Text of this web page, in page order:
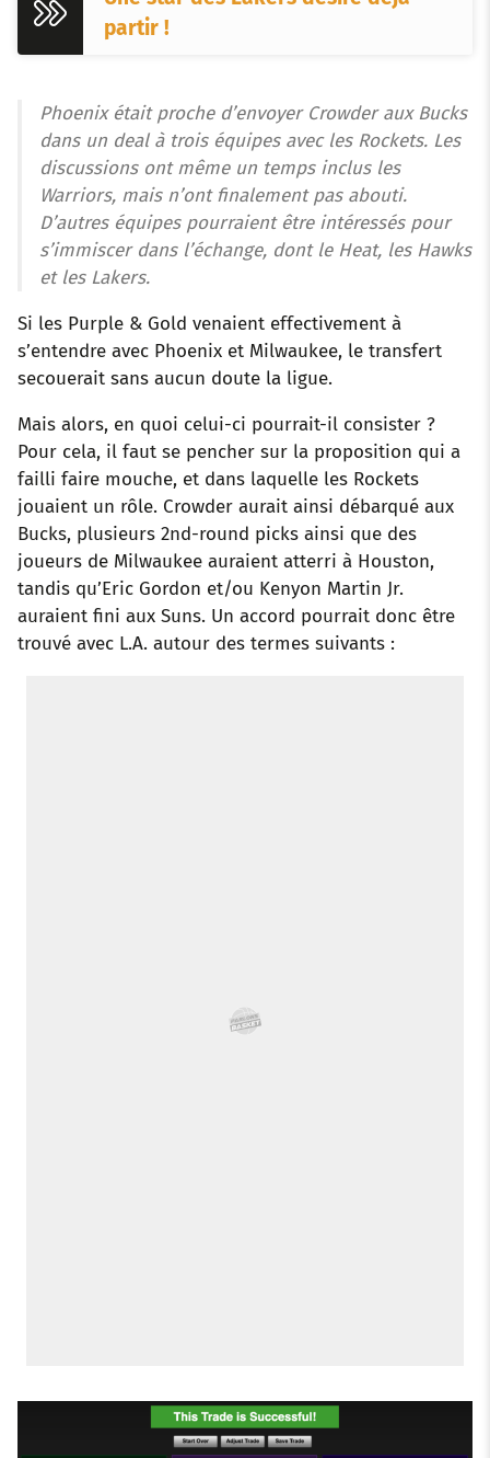
partir !
Phoenix était proche d’envoyer Crowder aux Bucks
dans un deal à trois équipes avec les Rockets. Les
discussions ont même un temps inclus les
Warriors, mais n’ont finalement pas abouti.
D’autres équipes pourraient être intéressés pour
s’immiscer dans l’échange, dont le Heat, les Hawks
et les Lakers.
Si les Purple & Gold venaient effectivement à
s’entendre avec Phoenix et Milwaukee, le transfert
secouerait sans aucun doute la ligue.
Mais alors, en quoi celui-ci pourrait-il consister ?
Pour cela, il faut se pencher sur la proposition qui a
failli faire mouche, et dans laquelle les Rockets
jouaient un rôle. Crowder aurait ainsi débarqué aux
Bucks, plusieurs 2nd-round picks ainsi que des
joueurs de Milwaukee auraient atterri à Houston,
tandis qu’Eric Gordon et/ou Kenyon Martin Jr.
auraient fini aux Suns. Un accord pourrait donc être
trouvé avec L.A. autour des termes suivants :